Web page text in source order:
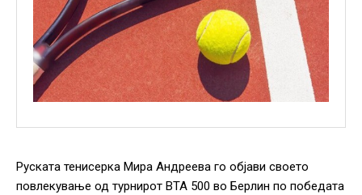
Руската тенисерка Мира Андреева го објави своето
повлекување од турнирот ВТА 500 во Берлин по победата